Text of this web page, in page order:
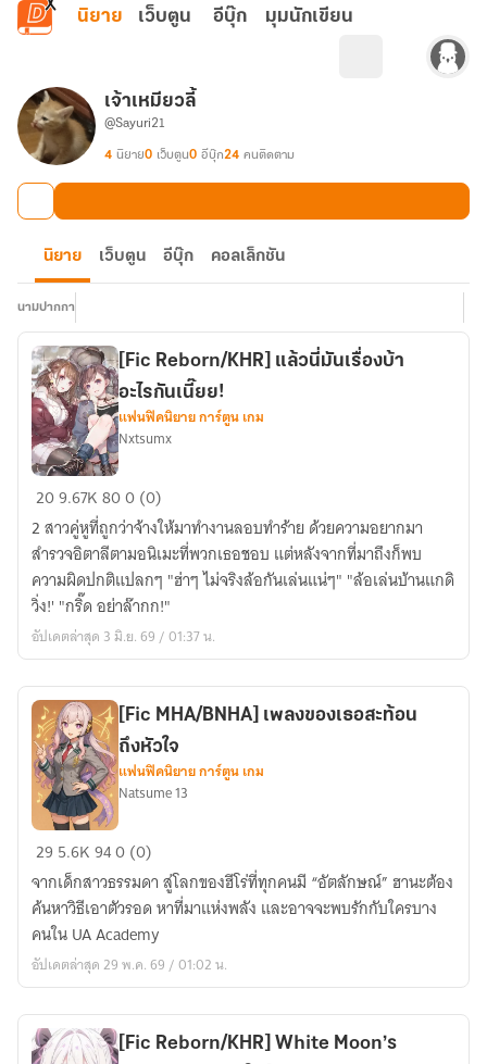
ข้ามไปยังเนื้อหาหลัก
นิยาย เว็บตูน อีบุ๊ก มุมนักเขียน
เจ้าเหมียวลี้
@Sayuri21
4 นิยาย0 เว็บตูน0 อีบุ๊ก24 คนติดตาม
นิยาย เว็บตูน อีบุ๊ก คอลเล็กชัน
นามปากกา
[Fic
Reborn/KHR]
แล้ว
นี่
มัน
เรื่อง
บ้า
กัน
เนี๊ยย!
[Fic Reborn/KHR] แล้วนี่มันเรื่องบ้า
อะไรกันเนี๊ยย!
แฟนฟิคนิยาย การ์ตูน เกม
Nxtsumx
209.67K800 (0)
2 สาวคู่หูที่ถูกว่าจ้างให้มาทำงานลอบทำร้าย ด้วยความอยากมา
สำรวจอิตาลีตามอนิเมะที่พวกเธอชอบ แต่หลังจากที่มาถึงก็พบ
ความผิดปกติแปลกๆ "ฮ่าๆ ไม่จริงล้อกันเล่นแน่ๆ" "ล้อเล่นบ้านแกดิ
วิ่ง!' "กริ๊ด อย่าล๊ากก!"
อัปเดตล่าสุด 3 มิ.ย. 69 / 01:37 น.
[Fic
MHA/BNHA]
เพลง
ของ
เธอ
สะท้อน
หัวใจ
[Fic MHA/BNHA] เพลงของเธอสะท้อน
ถึงหัวใจ
แฟนฟิคนิยาย การ์ตูน เกม
Natsume 13
29 5.6K940 (0)
จากเด็กสาวธรรมดา สู่โลกของฮีโร่ที่ทุกคนมี “อัตลักษณ์” ฮานะต้อง
ค้นหาวิธีเอาตัวรอด หาที่มาแห่งพลัง และอาจจะพบรักกับใครบาง
คนใน UA Academy
อัปเดตล่าสุด 29 พ.ค. 69 / 01:02 น.
[Fic Reborn/KHR] White Moon’s